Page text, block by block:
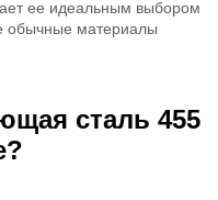
ее идеальным выбором
обычные материалы
сталь 455